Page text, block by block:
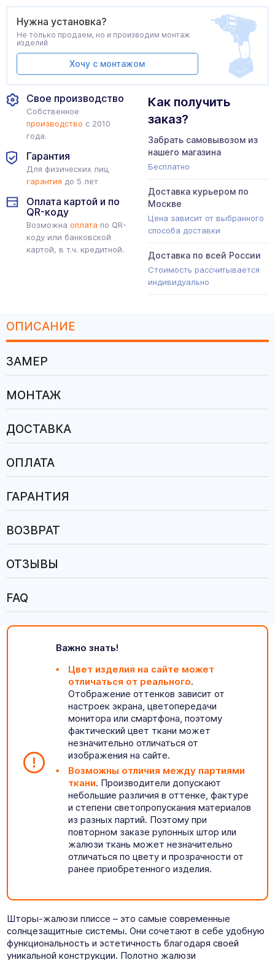
Свое производство
Собственное
производство с 2010
года.
Гарантия
Для физических лиц
гарантия до 5 лет
Оплата картой и по
QR-коду
Возможна оплата по QR-
коду или банковской
картой, в т.ч. кредитной.
Как получить
заказ?
Забрать самовывозом из
нашего магазина
Бесплатно
Доставка курьером по
Москве
Цена зависит от выбранного
способа доставки
Доставка по всей России
Стоимость рассчитывается
индивидуально
Нужна установка?
Не только продаем, но и производим монтаж
изделий
Хочу с монтажом
ОПИСАНИЕ
ЗАМЕР
МОНТАЖ
ДОСТАВКА
ОПЛАТА
ГАРАНТИЯ
ВОЗВРАТ
ОТЗЫВЫ
FAQ
Важно знать!
Цвет изделия на сайте может
отличаться от реального.
Отображение оттенков зависит от
настроек экрана, цветопередачи
монитора или смартфона, поэтому
фактический цвет ткани может
незначительно отличаться от
изображения на сайте.
Возможны отличия между партиями
ткани. Производители допускают
небольшие различия в оттенке, фактуре
и степени светопропускания материалов
из разных партий. Поэтому при
повторном заказе рулонных штор или
жалюзи ткань может незначительно
отличаться по цвету и прозрачности от
ранее приобретенного изделия.
Шторы-жалюзи плиссе – это самые современные
солнцезащитные системы. Они сочетают в себе удобную
функциональность и эстетичность благодаря своей
уникальной конструкции. Полотно жалюзи